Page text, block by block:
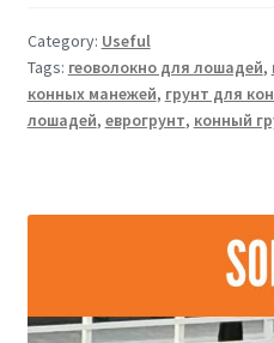
Category: Useful
Tags: геоволокно для лошадей,
конных манежей, грунт для
лошадей, еврогрунт, конный